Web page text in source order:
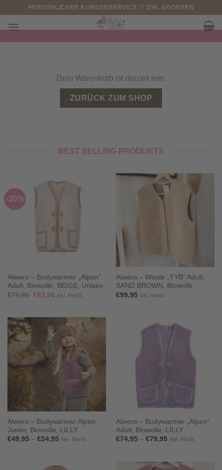
springen
PERSÖNLICHER KUNDENSERVICE ♡ DHL GOGREEN
Dein Warenkorb ist derzeit leer.
ZURÜCK ZUM SHOP
BEST SELLING PRODUKTS
-20%
Alwero – Bodywarmer „Alpen“
Adult, Biowolle, BEIGE, Unisex
€79,95 Ursprünglicher
Preis
€63,96Aktueller
inkl. MwSt.
Alwero – Weste „TYB“ Adult,
SAND BROWN, Biowolle
€99,95 inkl. MwSt.
Alwero – Bodywarmer Alpen
Junior, Biowolle, LILLY
€49,95 – €54,95Preisspanne:
inkl. MwSt.
Alwero – Bodywarmer „Alpen“
Adult, Biowolle, LILLY
€74,95 – €79,95Preisspanne:
inkl. MwSt.